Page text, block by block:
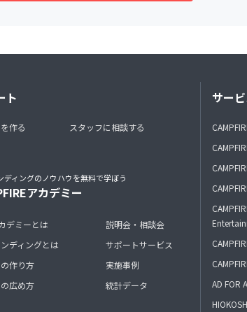
ト
作る
スタッフに相談する
ディングのノウハウを無料で学ぼう
アカデミー
デミーとは
ディングとは
作り方
広め方
説明会・相談会
サポートサービス
実施事例
統計データ
サー
AD FOR